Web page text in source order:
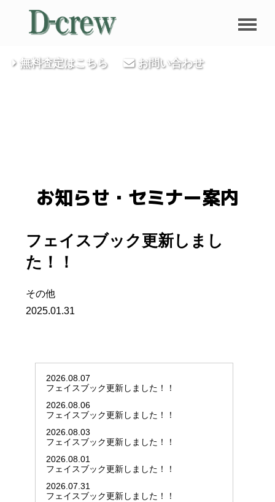
無料査定はこちら お問い合わせ
お知らせ・セミナー案内
フェイスブック更新しまし
た！！
その他
2025.01.31
2026.08.07
フェイスブック更新しました！！
2026.08.06
フェイスブック更新しました！！
2026.08.03
フェイスブック更新しました！！
2026.08.01
フェイスブック更新しました！！
2026.07.31
フェイスブック更新しました！！